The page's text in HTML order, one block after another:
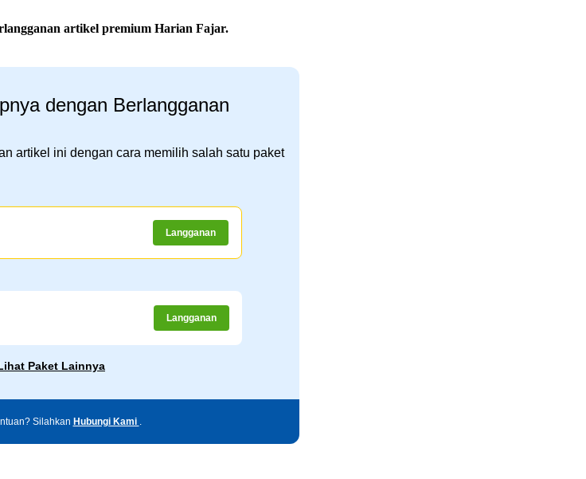
artikel premium Harian Fajar.
dengan Berlangganan
artikel ini dengan cara memilih salah satu paket
Langganan
Langganan
Paket Lainnya
Silahkan Hubungi Kami